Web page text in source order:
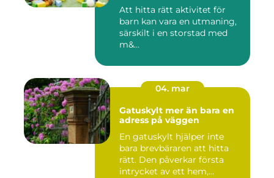
Att hitta rätt aktivitet för
barn kan vara en utmaning,
särskilt i en storstad med
m&...
04. mar
Gatuskylt mer än bara en
adress på väggen
En gatuskylt hjälper inte
bara brevbäraren att hitta
rätt. Den påverkar första
intrycket av ett hem,...